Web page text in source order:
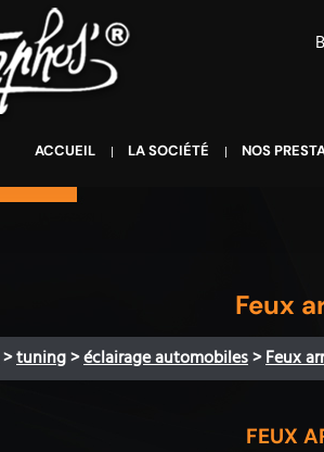
ACCUEIL LA SOCIÉTÉ NOS
Feux
>tuning>éclairage automobiles>Feux
FEUX